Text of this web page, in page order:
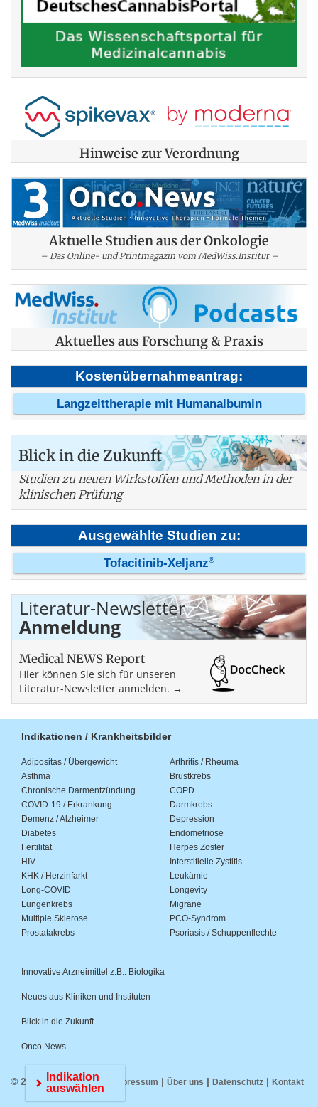
Hinweise zur Verordnung
Aktuelle Studien aus der Onkologie
– Das Online- und Printmagazin vom MedWiss.Institut –
Aktuelles aus Forschung & Praxis
Kostenübernahmeantrag:
Langzeittherapie mit Humanalbumin
Blick in die Zukunft
Studien zu neuen Wirkstoffen und Methoden in der
klinischen Prüfung
Ausgewählte Studien zu:
Tofacitinib-Xeljanz®
Literatur-Newsletter
Anmeldung
Medical NEWS Report
Hier können Sie sich für unseren
Literatur-Newsletter anmelden. →
Indikationen / Krankheitsbilder
Adipositas / Übergewicht
Arthritis / Rheuma
Asthma
Brustkrebs
Chronische Darmentzündung
COPD
COVID-19 / Erkrankung
Darmkrebs
Demenz / Alzheimer
Depression
Diabetes
Endometriose
Fertilität
Herpes Zoster
HIV
Interstitielle Zystitis
KHK / Herzinfarkt
Leukämie
Long-COVID
Longevity
Lungenkrebs
Migräne
Multiple Sklerose
PCO-Syndrom
Prostatakrebs
Psoriasis / Schuppenflechte
Innovative Arzneimittel z.B.: Biologika
Neues aus Kliniken und Instituten
Blick in die Zukunft
Onco.News
© 2026 Medwiss.de | Impressum | Über uns | Datenschutz | Kontakt
Indikation
auswählen